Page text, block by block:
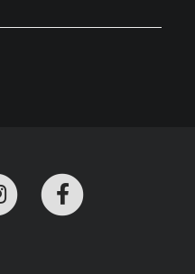
en Telegram
Instagram